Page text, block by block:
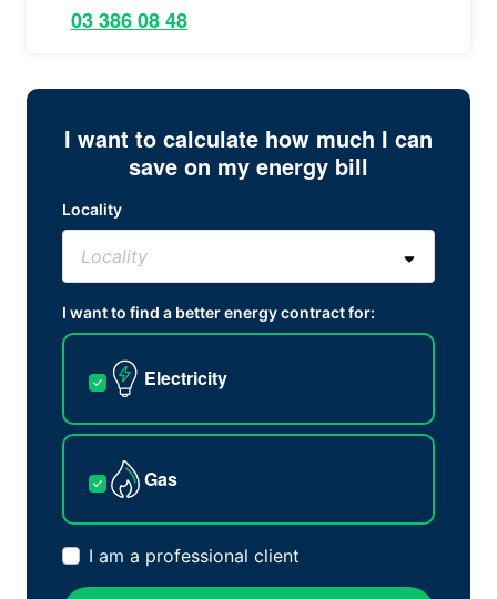
03 386 08 48
I want to calculate how much I can
save on my energy bill
Locality
I want to find a better energy contract for:
Electricity
Gas
I am a professional client